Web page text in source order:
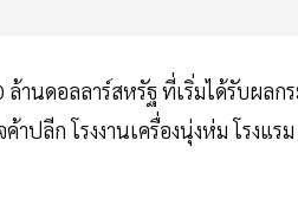
านดอลลาร์สหรัฐ ที่เริ่มได้รับผลก
ปลีก โรงงานเครื่องนุ่งห่ม โรงแร